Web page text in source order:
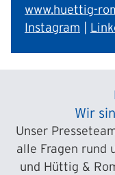
www.huettig-
Instagram
Wir
Unser
alle Fragen rund
und Hüttig &